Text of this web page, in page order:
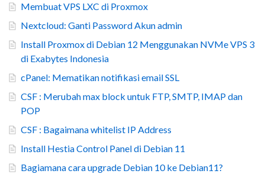
Membuat VPS LXC di Proxmox
Nextcloud: Ganti Password Akun admin
Install Proxmox di Debian 12 Menggunakan NVMe VPS 3
di Exabytes Indonesia
cPanel: Mematikan notifikasi email SSL
CSF : Merubah max block untuk FTP, SMTP, IMAP dan
POP
CSF : Bagaimana whitelist IP Address
Install Hestia Control Panel di Debian 11
Bagiamana cara upgrade Debian 10 ke Debian11?